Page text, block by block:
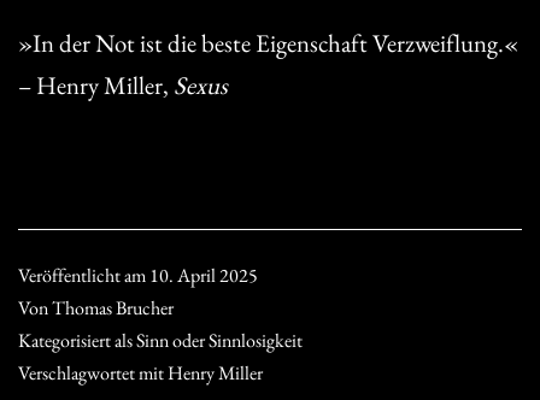
»In der Not ist die beste Eigenschaft Verzweiflung.«
– Henry Miller, Sexus
Veröffentlicht am10. April 2025
VonThomas Brucher
Kategorisiert alsSinn oder Sinnlosigkeit
Verschlagwortet mitHenry Miller